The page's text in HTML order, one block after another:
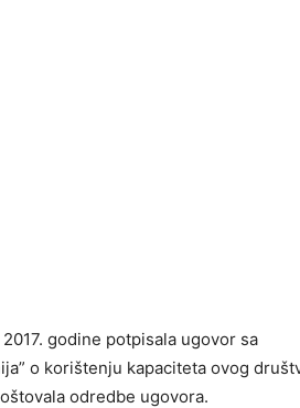
godine potpisala ugovor sa
o korištenju kapaciteta ovog
odredbe ugovora.